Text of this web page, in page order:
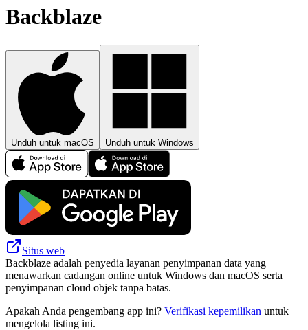
Backblaze
Unduh untuk macOS Unduh untuk Windows
Situs web
Backblaze adalah penyedia layanan penyimpanan data yang
menawarkan cadangan online untuk Windows dan macOS serta
penyimpanan cloud objek tanpa batas.
Apakah Anda pengembang app ini? Verifikasi kepemilikan untuk
mengelola listing ini.